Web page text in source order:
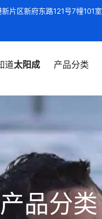
片区新府东路121号7幢101室
道太阳成 产品分类
产品分类